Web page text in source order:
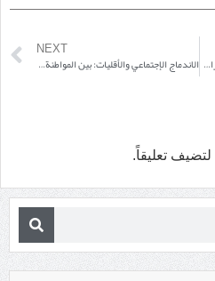
حتمية الصراع بين التوحيد وتيارات الانحراف … دراسة قرآنية
NEXT
الاندماج الإجتماعي والأقليات: بين المواطنة و إدارة التقسيم الاستراتيجي
لتضيف تعليقاً.